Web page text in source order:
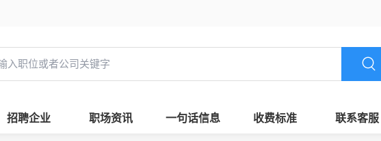
招聘企业 职场资讯 一句话信息 收费标准 联系客服